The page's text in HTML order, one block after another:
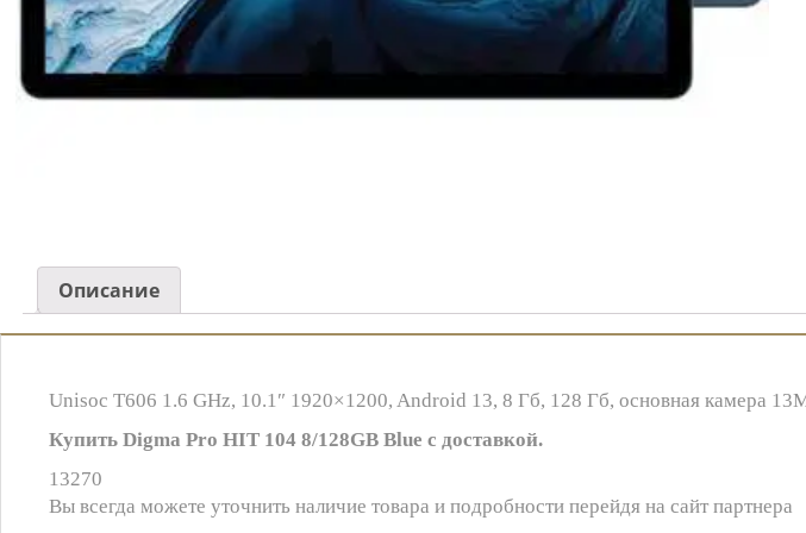
Описание
Unisoc T606 1.6 GHz, 10.1″ 1920×1200, Android 13, 8 Гб, 128 Гб, основная камера
Купить Digma Pro HIT 104 8/128GB Blue с доставкой.
13270
Вы всегда можете уточнить наличие товара и подробности перейдя на сайт партнера